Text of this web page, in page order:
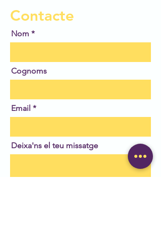
Contacte
Nom
Cognoms
Email
Deixa'ns el teu missatge